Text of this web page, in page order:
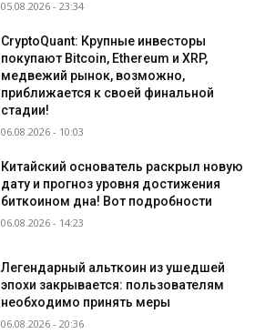
05.08.2026 - 23:34
CryptoQuant: Крупные инвесторы
покупают Bitcoin, Ethereum и XRP,
медвежий рынок, возможно,
приближается к своей финальной
стадии!
06.08.2026 - 10:03
Китайский основатель раскрыл новую
дату и прогноз уровня достижения
биткоином дна! Вот подробности
06.08.2026 - 14:23
Легендарный альткоин из ушедшей
эпохи закрывается: пользователям
необходимо принять меры
06.08.2026 - 20:36